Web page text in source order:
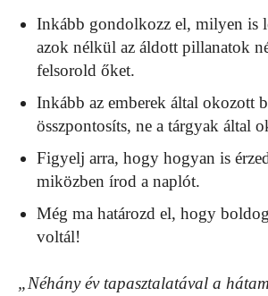
Inkább gondolkozz el, milyen is
azok nélkül az áldott pillanatok
felsorold őket.
Inkább az emberek által okozott
összpontosíts, ne a tárgyak által
Figyelj arra, hogy hogyan is
miközben írod a naplót.
Még ma határozd el, hogy
voltál!
„Néhány év tapasztalatával a